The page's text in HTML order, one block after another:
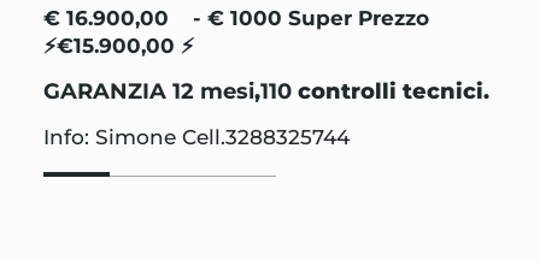
€ 16.900,00 - € 1000 Super Prezzo
⚡€15.900,00 ⚡
GARANZIA 12 mesi,110controlli tecnici.
Info: Simone Cell.3288325744